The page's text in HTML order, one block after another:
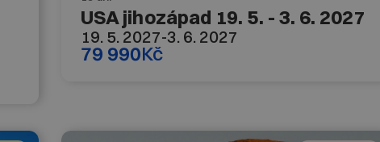
USA jihozápad 19. 5. - 3. 6. 2027
19. 5. 2027-3. 6. 2027
79 990Kč